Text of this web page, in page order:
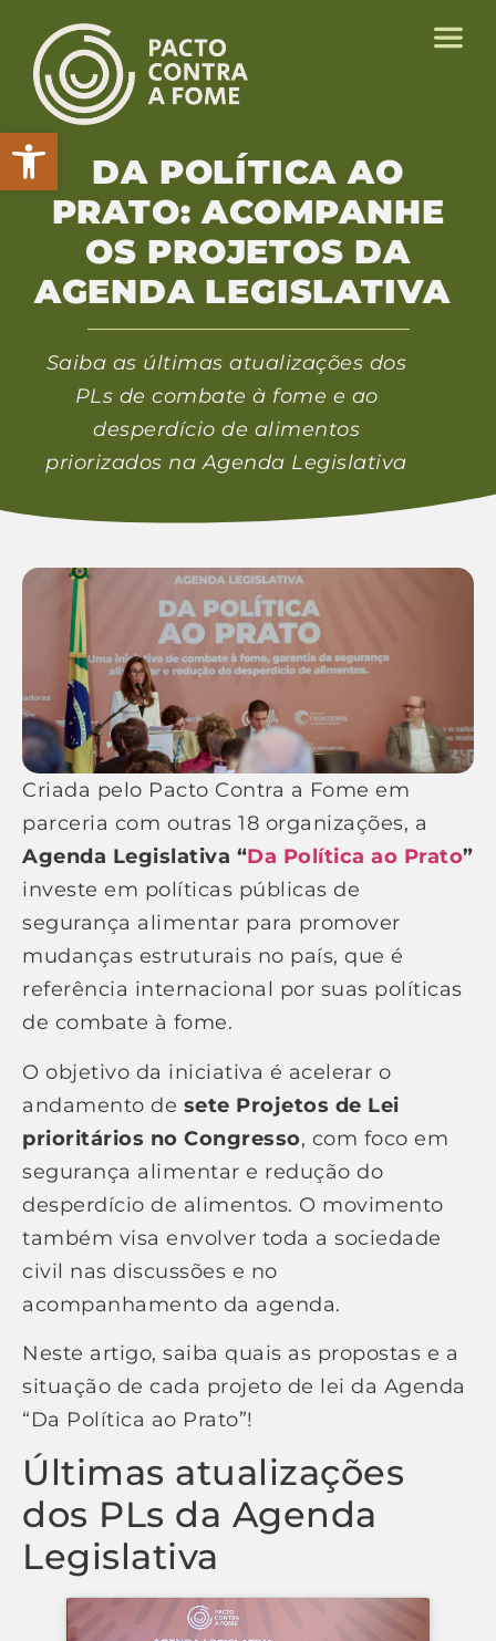
Abrir a barra de ferramentas
DA POLÍTICA AO
PRATO: ACOMPANHE
OS PROJETOS DA
AGENDA LEGISLATIVA
Saiba as últimas atualizações dos
PLs de combate à fome e ao
desperdício de alimentos
priorizados na Agenda Legislativa
Criada pelo Pacto Contra a Fome em
parceria com outras 18 organizações, a
Agenda Legislativa “Da Política ao Prato”
investe em políticas públicas de
segurança alimentar para promover
mudanças estruturais no país, que é
referência internacional por suas políticas
de combate à fome.
O objetivo da iniciativa é acelerar o
andamento de sete Projetos de Lei
prioritários no Congresso, com foco em
segurança alimentar e redução do
desperdício de alimentos. O movimento
também visa envolver toda a sociedade
civil nas discussões e no
acompanhamento da agenda.
Neste artigo, saiba quais as propostas e a
situação de cada projeto de lei da Agenda
“Da Política ao Prato”!
Últimas atualizações
dos PLs da Agenda
Legislativa